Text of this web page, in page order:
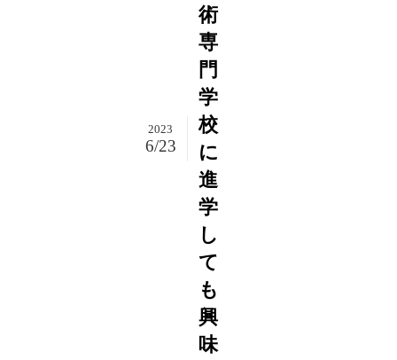
術
専
門
学
校
に
進
学
し
て
も
興
味
2023
6/23